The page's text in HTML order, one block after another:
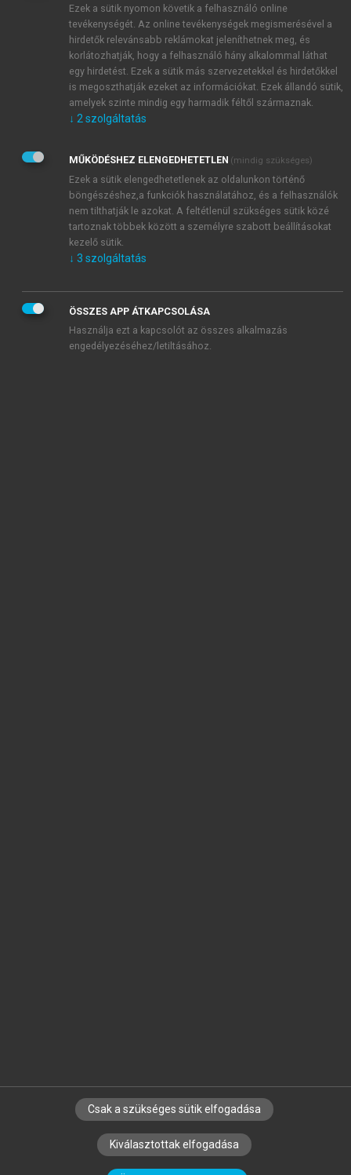
JELSZÓ ÚJRA
Kérek értesítést a MeRSZ újdonságairól, akcióiról.
Kérek értesítést az Akadémiai Kiadó Zrt. újdonságairól,
Adatkezelési tájékoztatóbanfoglaltakat tudomásul
veszem és elfogadom.
Általános vásárlási feltételeket, valamint a szotar.netés a
mersz.huoldalak licencszerződéseiben foglaltakat
tudomásul veszem és elfogadom.
KIPRÓBÁLOM
SZERZŐKNEK CÉGEKNEK KÖNYVTÁROSOKNAK
SZERKESZTÉSI ÉS LEKTORÁLÁSI ALAPELVEK
Ezek a sütik nyomon követik a felhasználó online
tevékenységét. Az online tevékenységek megismerésével a
hirdetők relevánsabb reklámokat jeleníthetnek meg, és
korlátozhatják, hogy a felhasználó hány alkalommal láthat
egy hirdetést. Ezek a sütik más szervezetekkel és hirdetőkkel
is megoszthatják ezeket az információkat. Ezek állandó sütik,
amelyek szinte mindig egy harmadik féltől származnak.
↓ 2 szolgáltatás
MŰKÖDÉSHEZ ELENGEDHETETLEN (mindig szükséges)
Ezek a sütik elengedhetetlenek az oldalunkon történő
böngészéshez,a funkciók használatához, és a felhasználók
nem tilthatják le azokat. A feltétlenül szükséges sütik közé
tartoznak többek között a személyre szabott beállításokat
kezelő sütik.
↓ 3 szolgáltatás
ÖSSZES APP ÁTKAPCSOLÁSA
Használja ezt a kapcsolót az összes alkalmazás
engedélyezéséhez/letiltásához.
Csak a szükséges sütik elfogadása
Kiválasztottak elfogadása